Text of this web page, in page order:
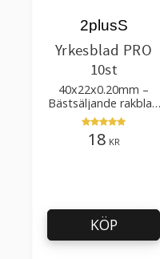
Yrkesblad PRO
10st
40x22x0.20mm –
Bästsäljande rakblad
för att skära tapet, tyg,
filt, hobby bruk
2plusS
18 KR
KÖP